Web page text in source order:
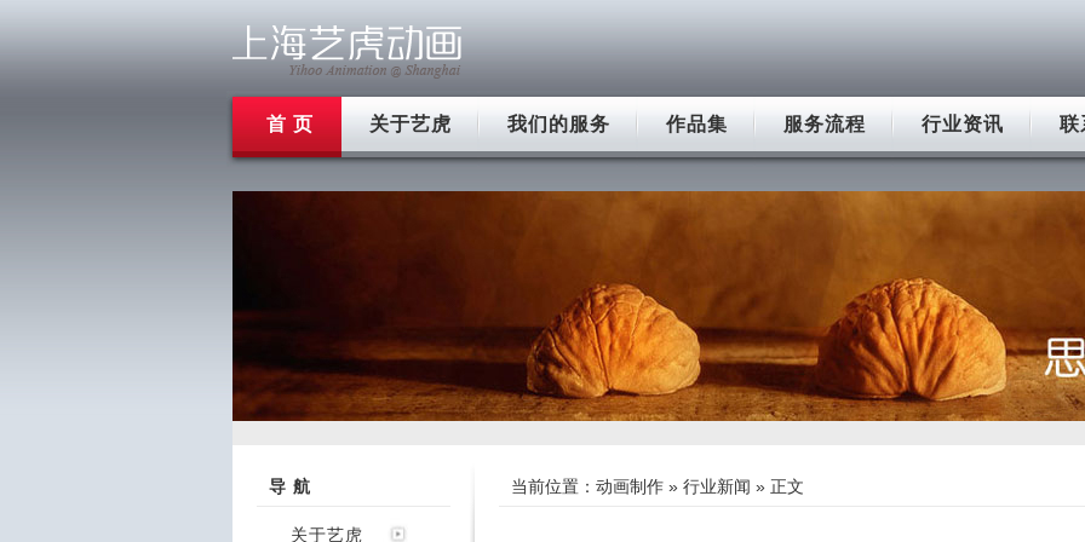
首 页 关于艺虎 我们的服务 作品集 服务流程 行业资讯 联
导 航
关于艺虎
当前位置： 动画制作 » 行业新闻 » 正文